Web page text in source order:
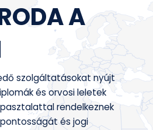
A
szolgáltatásokat nyújt
és orvosi leletek
rendelkeznek
és jogi